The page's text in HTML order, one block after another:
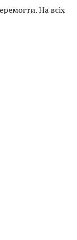
На всіх